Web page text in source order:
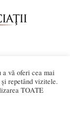
Copyright 2008 -
a vă oferi cea mai
repetând vizitele.
TOATE